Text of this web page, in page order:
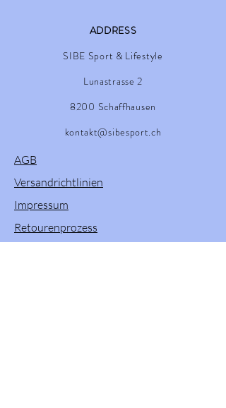
ADDRESS
SIBE Sport & Lifestyle
Lunastrasse 2
8200 Schaffhausen
kontakt@sibesport.ch
AGB
Versandrichtlinien
Impressum
Retourenprozess